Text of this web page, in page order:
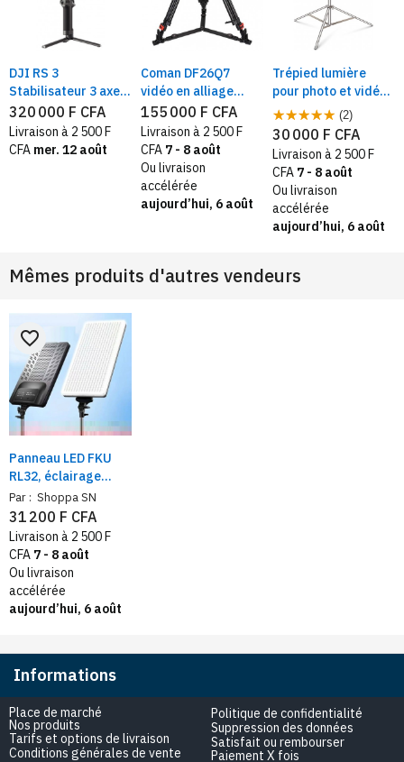
DJI RS 3
Stabilisateur 3 axes
pour DSLR |
Construction en
fibre de carbone |
320 000 F CFA
Livraison à 2 500 F
CFA mer. 12 août
Coman DF26Q7
vidéo en alliage
d'aluminum 1,7m
avec rotule fluide,
avec lumière
d'éclairage pour
mieux voir le niveau
155 000 F CFA
Livraison à 2 500 F
CFA 7 - 8 août
Ou livraison
accélérée
aujourd’hui, 6 août
Trépied lumière
pour photo et vidéo
H 2,8 m robustes en
acier inoxydable
(2)
30 000 F CFA
Livraison à 2 500 F
CFA 7 - 8 août
Ou livraison
accélérée
aujourd’hui, 6 août
Mêmes produits d'autres vendeurs
Panneau LED FKU
RL32, éclairage
continue
professionnel –
température
variable 2700K-
7500K, lumière
photo et vidéo
Par : Shoppa SN
favorite_border
31 200 F CFA
Livraison à 2 500 F
CFA 7 - 8 août
Ou livraison
accélérée
aujourd’hui, 6 août
Informations
Place de marché
Nos produits
Tarifs et options de livraison
Conditions générales de vente
Politique de confidentialité
Suppression des données
Satisfait ou rembourser
Paiement X fois